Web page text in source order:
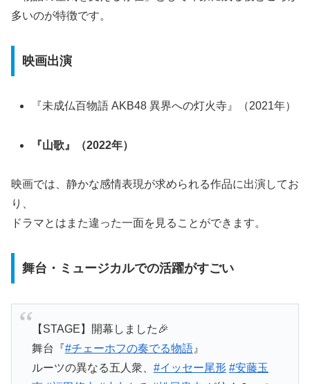
多いのが特徴です。
映画出演
『未成仏百物語 AKB48 異界への灯火寺』（2021年）
『山歌』（2022年）
映画では、静かな感情表現が求められる作品に出演してお
り、
ドラマとはまた違った一面を見ることができます。
舞台・ミュージカルでの活躍がすごい
【STAGE】開幕しました🎉
舞台『#チェーホフの奏でる物語』
ルーツの異なる五人衆、 #イッセー尾形 #安藤玉